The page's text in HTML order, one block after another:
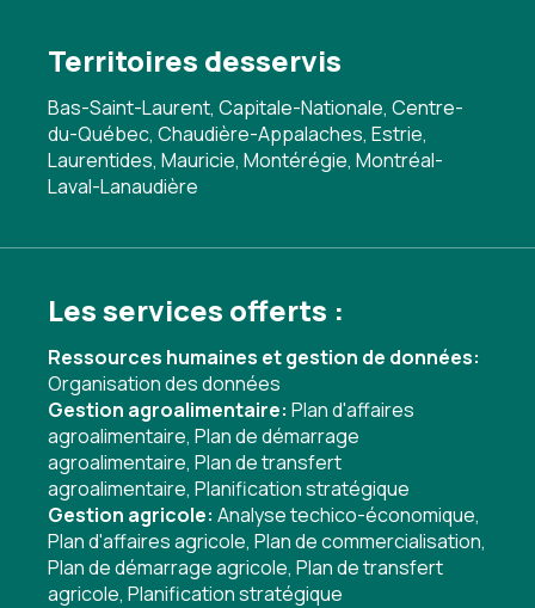
Territoires desservis
Bas-Saint-Laurent, Capitale-Nationale, Centre-
du-Québec, Chaudière-Appalaches, Estrie,
Laurentides, Mauricie, Montérégie, Montréal-
Laval-Lanaudière
Les services offerts :
Ressources humaines et gestion de données:
Organisation des données
Gestion agroalimentaire: Plan d'affaires
agroalimentaire, Plan de démarrage
agroalimentaire, Plan de transfert
agroalimentaire, Planification stratégique
Gestion agricole: Analyse techico-économique,
Plan d'affaires agricole, Plan de commercialisation,
Plan de démarrage agricole, Plan de transfert
agricole, Planification stratégique